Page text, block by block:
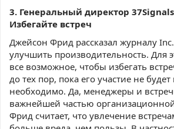
3. Генеральный директор
Избегайте встреч
Джейсон Фрид рассказал журналу
улучшить производительность. Для
все возможное, чтобы избегать
до тех пор, пока его участие не
необходимо. Да, менеджеры и
важнейшей частью
Фрид считает, что увлечение